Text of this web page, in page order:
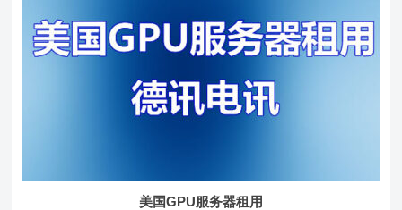
美国GPU服务器租用